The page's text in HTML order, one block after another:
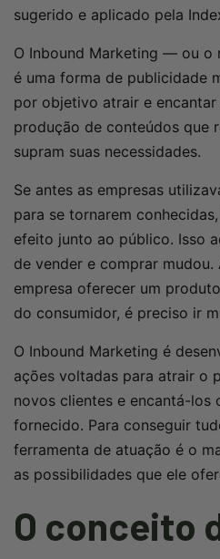
sugerido e aplicado pela
O Inbound Marketing — ou
é uma forma de publicidade
por objetivo atrair e encantar
produção de conteúdos que
supram suas necessidades.
Se antes as empresas
para se tornarem
efeito junto ao público. Isso
de vender e comprar mudou.
empresa oferecer um
do consumidor, é preciso ir
O Inbound Marketing é
ações voltadas para atrair o
novos clientes e encantá-los
fornecido. Para conseguir
ferramenta de atuação é o
as possibilidades que ele
O conceito